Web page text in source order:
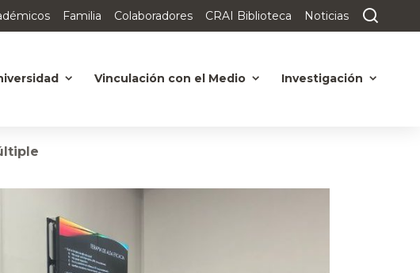
Familia Colaboradores CRAI Biblioteca Noticias
Vinculación con el Medio Investigación